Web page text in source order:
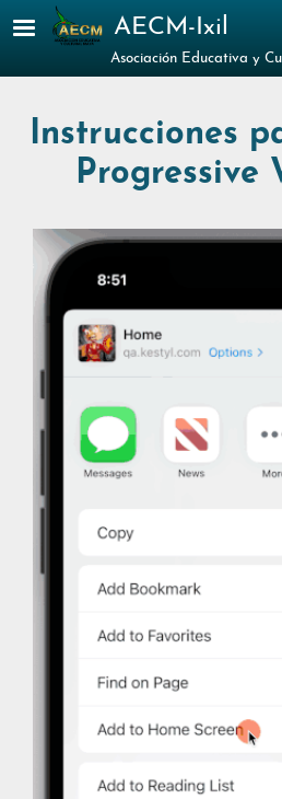
Pasar al contenido principal
AECM-Ixil
Asociación Educativa y
Instrucciones
Progressive